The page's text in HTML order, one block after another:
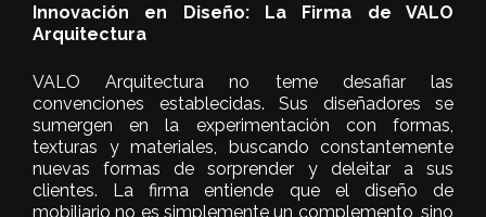
Innovación en Diseño: La Firma de VALO
Arquitectura
VALO Arquitectura no teme desafiar las
convenciones establecidas. Sus diseñadores se
sumergen en la experimentación con formas,
texturas y materiales, buscando constantemente
nuevas formas de sorprender y deleitar a sus
clientes. La firma entiende que el diseño de
mobiliario no es simplemente un complemento, sino